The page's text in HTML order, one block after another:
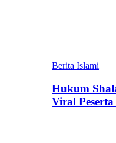
Berita Islami
Hukum
Viral